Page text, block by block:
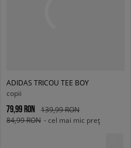
ADIDAS TRICOU TEE BOY
copii
79,99 RON
139,99 RON
84,99 RON - cel mai mic preț